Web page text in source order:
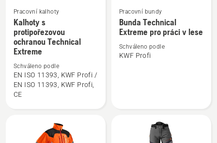
Zobrazit
více
informací
Kalhoty
protipořezovou
Pracovní kalhoty
Kalhoty s
protipořezovou
ochranou Technical
Extreme
Schváleno podle
EN ISO 11393, KWF Profi /
EN ISO 11393, KWF Profi,
CE
Zobrazit
více
informací
Pracovní bundy
Bunda Technical
Extreme pro práci v lese
Schváleno podle
KWF Profi